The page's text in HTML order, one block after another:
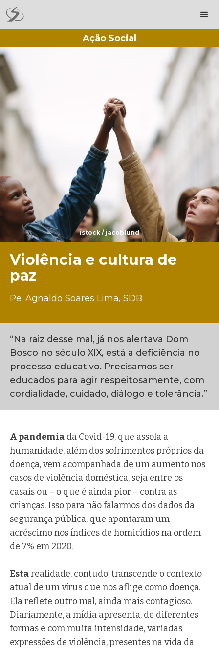
Ação Social
istock / jacoblund
Violência e cultura de
paz
Pe. Agnaldo Soares Lima, SDB
“Na raiz desse mal, já nos alertava Dom
Bosco no século XIX, está a deficiência no
processo educativo. Precisamos ser
educados para agir respeitosamente, com
cordialidade, cuidado, diálogo e tolerância.”
A pandemia da Covid-19, que assola a
humanidade, além dos sofrimentos próprios da
doença, vem acompanhada de um aumento nos
casos de violência doméstica, seja entre os
casais ou – o que é ainda pior – contra as
crianças. Isso para não falarmos dos dados da
segurança pública, que apontaram um
acréscimo nos índices de homicídios na ordem
de 7% em 2020.
Estarealidade, contudo, transcende o contexto
atual de um vírus que nos aflige como doença.
Ela reflete outro mal, ainda mais contagioso.
Diariamente, a mídia apresenta, de diferentes
formas e com muita intensidade, variadas
expressões de violência, presentes na vida da